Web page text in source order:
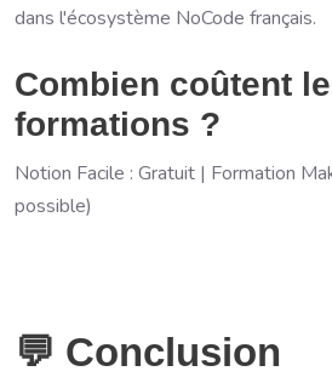
dans l'écosystème NoCode français.
Combien coûtent
formations ?
Notion Facile : Gratuit | Formation
possible)
💬 Conclusion